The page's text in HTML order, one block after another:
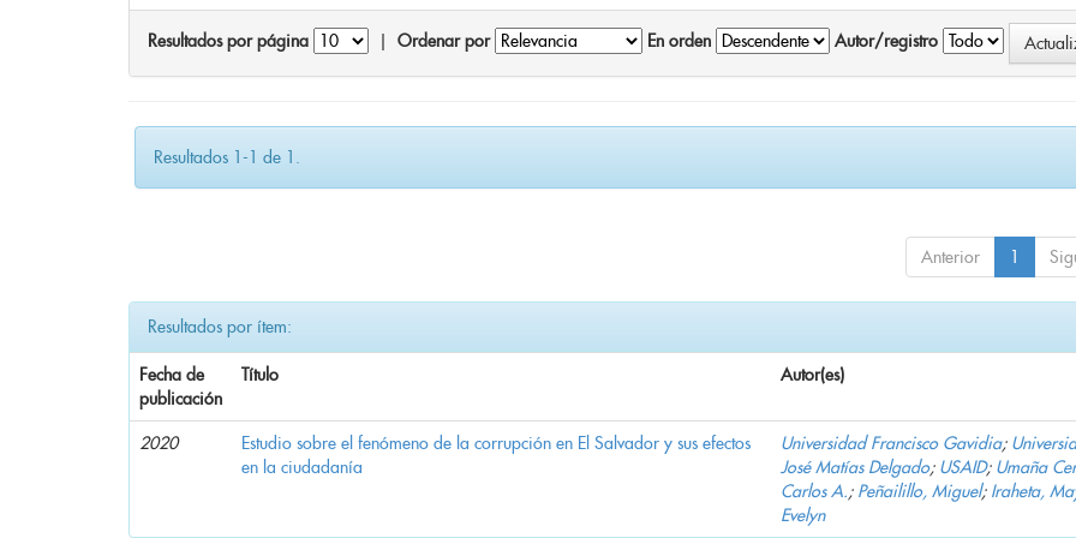
Resultados por página Ordenar por En orden Autor/registro
Resultados 1-1 de 1.
Anterior 1
Resultados por ítem:
Fecha de
publicación
Título Autor(es)
2020
Estudio sobre el fenómeno de la corrupción en El Salvador y sus efectos
en la ciudadanía
Universidad Francisco Gavidia;
José Matías Delgado; USAID; Umaña
Carlos A.; Peñailillo, Miguel; Iraheta,
Evelyn